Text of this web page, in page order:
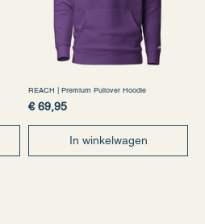
REACH | Premium Pullover Hoodie
Prijs
€ 69,95
In winkelwagen